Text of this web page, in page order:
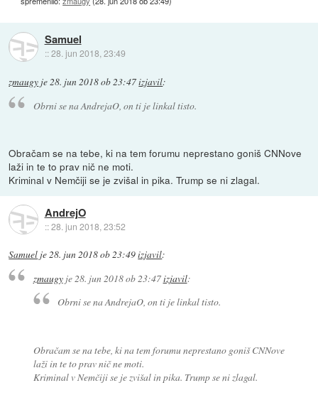
Samuel
::28. jun 2018, 23:49
zmaugy je28. jun 2018 ob 23:47izjavil:
Obrni se na AndrejaO, on ti je linkal tisto.
Obračam se na tebe, ki na tem forumu neprestano goniš CNNove
laži in te to prav nič ne moti.
Kriminal v Nemčiji se je zvišal in pika. Trump se ni zlagal.
AndrejO
::28. jun 2018, 23:52
Samuel je28. jun 2018 ob 23:49izjavil:
zmaugyje28. jun 2018 ob 23:47izjavil:
Obrni se na AndrejaO, on ti je linkal tisto.
Obračam se na tebe, ki na tem forumu neprestano goniš CNNove
laži in te to prav nič ne moti.
Kriminal v Nemčiji se je zvišal in pika. Trump se ni zlagal.